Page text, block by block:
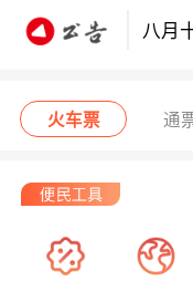
火车票 通